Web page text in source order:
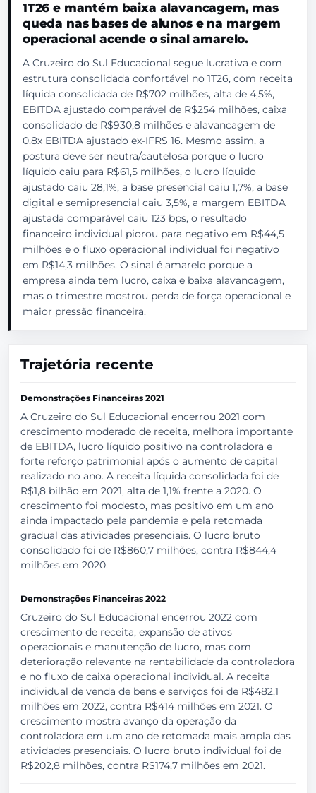
1T26 e mantém baixa alavancagem, mas
queda nas bases de alunos e na margem
operacional acende o sinal amarelo.
A Cruzeiro do Sul Educacional segue lucrativa e com
estrutura consolidada confortável no 1T26, com receita
líquida consolidada de R$702 milhões, alta de 4,5%,
EBITDA ajustado comparável de R$254 milhões, caixa
consolidado de R$930,8 milhões e alavancagem de
0,8x EBITDA ajustado ex-IFRS 16. Mesmo assim, a
postura deve ser neutra/cautelosa porque o lucro
líquido caiu para R$61,5 milhões, o lucro líquido
ajustado caiu 28,1%, a base presencial caiu 1,7%, a base
digital e semipresencial caiu 3,5%, a margem EBITDA
ajustada comparável caiu 123 bps, o resultado
financeiro individual piorou para negativo em R$44,5
milhões e o fluxo operacional individual foi negativo
em R$14,3 milhões. O sinal é amarelo porque a
empresa ainda tem lucro, caixa e baixa alavancagem,
mas o trimestre mostrou perda de força operacional e
maior pressão financeira.
Trajetória recente
Demonstrações Financeiras 2021
A Cruzeiro do Sul Educacional encerrou 2021 com
crescimento moderado de receita, melhora importante
de EBITDA, lucro líquido positivo na controladora e
forte reforço patrimonial após o aumento de capital
realizado no ano. A receita líquida consolidada foi de
R$1,8 bilhão em 2021, alta de 1,1% frente a 2020. O
crescimento foi modesto, mas positivo em um ano
ainda impactado pela pandemia e pela retomada
gradual das atividades presenciais. O lucro bruto
consolidado foi de R$860,7 milhões, contra R$844,4
milhões em 2020.
Demonstrações Financeiras 2022
Cruzeiro do Sul Educacional encerrou 2022 com
crescimento de receita, expansão de ativos
operacionais e manutenção de lucro, mas com
deterioração relevante na rentabilidade da controladora
e no fluxo de caixa operacional individual. A receita
individual de venda de bens e serviços foi de R$482,1
milhões em 2022, contra R$414 milhões em 2021. O
crescimento mostra avanço da operação da
controladora em um ano de retomada mais ampla das
atividades presenciais. O lucro bruto individual foi de
R$202,8 milhões, contra R$174,7 milhões em 2021.